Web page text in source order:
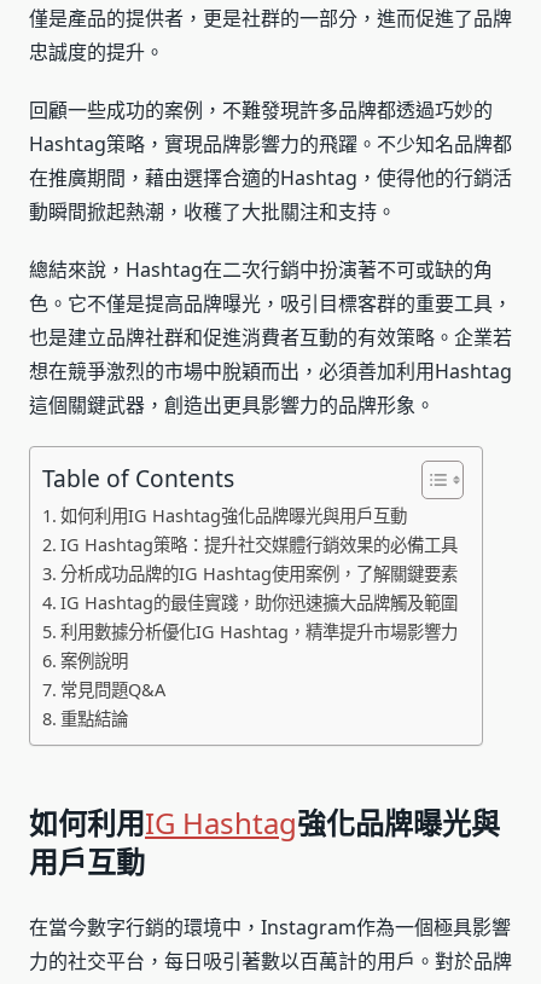
僅是產品的提供者，更是社群的一部分，進而促進了品牌
忠誠度的提升。
回顧一些成功的案例，不難發現許多品牌都透過巧妙的
Hashtag策略，實現品牌影響力的飛躍。不少知名品牌都
在推廣期間，藉由選擇合適的Hashtag，使得他的行銷活
動瞬間掀起熱潮，收穫了大批關注和支持。
總結來說，Hashtag在二次行銷中扮演著不可或缺的角
色。它不僅是提高品牌曝光，吸引目標客群的重要工具，
也是建立品牌社群和促進消費者互動的有效策略。企業若
想在競爭激烈的市場中脫穎而出，必須善加利用Hashtag
這個關鍵武器，創造出更具影響力的品牌形象。
Table of Contents
如何利用IG Hashtag強化品牌曝光與用戶互動
IG Hashtag策略：提升社交媒體行銷效果的必備工具
分析成功品牌的IG Hashtag使用案例，了解關鍵要素
IG Hashtag的最佳實踐，助你迅速擴大品牌觸及範圍
利用數據分析優化IG Hashtag，精準提升市場影響力
案例說明
常見問題Q&A
重點結論
如何利用IG Hashtag強化品牌曝光與
用戶互動
在當今數字行銷的環境中，Instagram作為一個極具影響
力的社交平台，每日吸引著數以百萬計的用戶。對於品牌